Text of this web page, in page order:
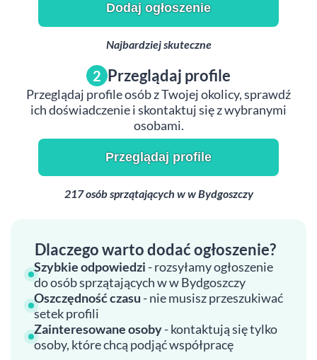
Dodaj ogłoszenie
Najbardziej skuteczne
2 Przeglądaj profile
Przeglądaj profile osób z Twojej okolicy, sprawdź
ich doświadczenie i skontaktuj się z wybranymi
osobami.
Przeglądaj profile
217 osób sprzątających w w Bydgoszczy
Dlaczego warto dodać ogłoszenie?
Szybkie odpowiedzi - rozsyłamy ogłoszenie
do osób sprzątających w w Bydgoszczy
Oszczędność czasu - nie musisz przeszukiwać
setek profili
Zainteresowane osoby- kontaktują się tylko
osoby, które chcą podjąć współpracę